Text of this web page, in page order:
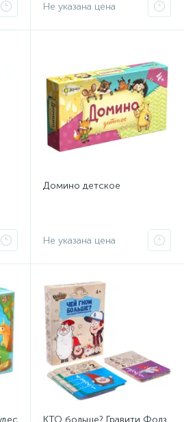
Не указана цена
Домино детское
Не указана цена
КТО больше? Гравити Фолз.